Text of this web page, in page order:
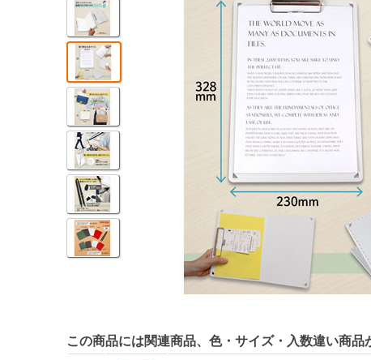
この商品には関連商品、色・サイズ・入数違い商品